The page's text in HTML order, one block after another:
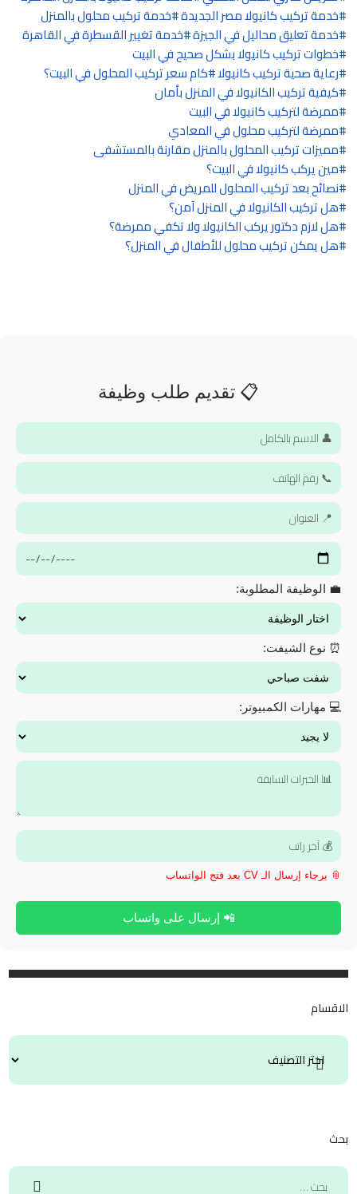
خدمة تركيب كانيولا مصر الجديدة خدمة تركيب محلول بالمنزل
خدمة تعليق محاليل في الجيزة خدمة تغيير القسطرة في القاهرة
خطوات تركيب كانيولا بشكل صحيح في البيت
رعاية صحية تركيب كانيولا كام سعر تركيب المحلول في البيت؟
كيفية تركيب الكانيولا في المنزل بأمان
ممرضة لتركيب كانيولا في البيت
ممرضة لتركيب محلول في المعادي
مميزات تركيب المحلول بالمنزل مقارنة بالمستشفى
مين يركب كانيولا في البيت؟
نصائح بعد تركيب المحلول للمريض في المنزل
هل تركيب الكانيولا في المنزل آمن؟
هل لازم دكتور يركب الكانيولا ولا تكفي ممرضة؟
هل يمكن تركيب محلول للأطفال في المنزل؟
📋 تقديم طلب وظيفة
💼 الوظيفة المطلوبة:
⏰ نوع الشيفت:
💻 مهارات الكمبيوتر:
📎 برجاء إرسال الـ CV بعد فتح الواتساب
📲 إرسال على واتساب
الاقسام
بحث